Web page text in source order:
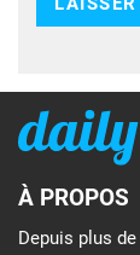
À PROPOS
Depuis plus